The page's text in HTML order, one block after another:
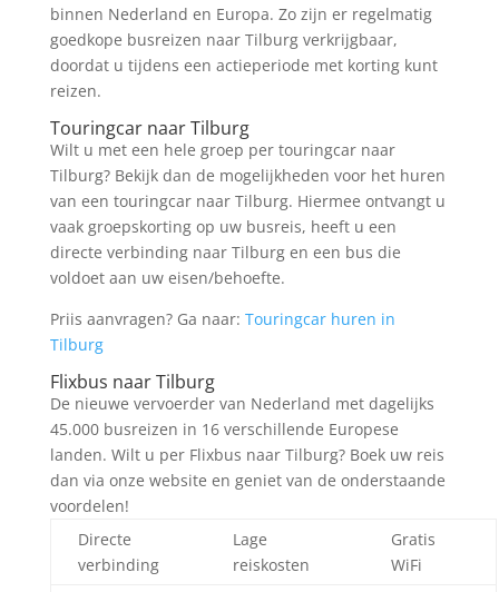
binnen Nederland en Europa. Zo zijn er regelmatig
goedkope busreizen naar Tilburg verkrijgbaar,
doordat u tijdens een actieperiode met korting kunt
reizen.
Touringcar naar Tilburg
Wilt u met een hele groep per touringcar naar
Tilburg? Bekijk dan de mogelijkheden voor het huren
van een touringcar naar Tilburg. Hiermee ontvangt u
vaak groepskorting op uw busreis, heeft u een
directe verbinding naar Tilburg en een bus die
voldoet aan uw eisen/behoefte.
Priis aanvragen? Ga naar: Touringcar huren in
Tilburg
Flixbus naar Tilburg
De nieuwe vervoerder van Nederland met dagelijks
45.000 busreizen in 16 verschillende Europese
landen. Wilt u per Flixbus naar Tilburg? Boek uw reis
dan via onze website en geniet van de onderstaande
voordelen!
Directe
verbinding
Lage
reiskosten
Gratis
WiFi